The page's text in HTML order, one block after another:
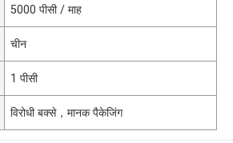
5000 पीसी / माह
चीन
1 पीसी
विरोधी बक्से，मानक पैकेजिंग